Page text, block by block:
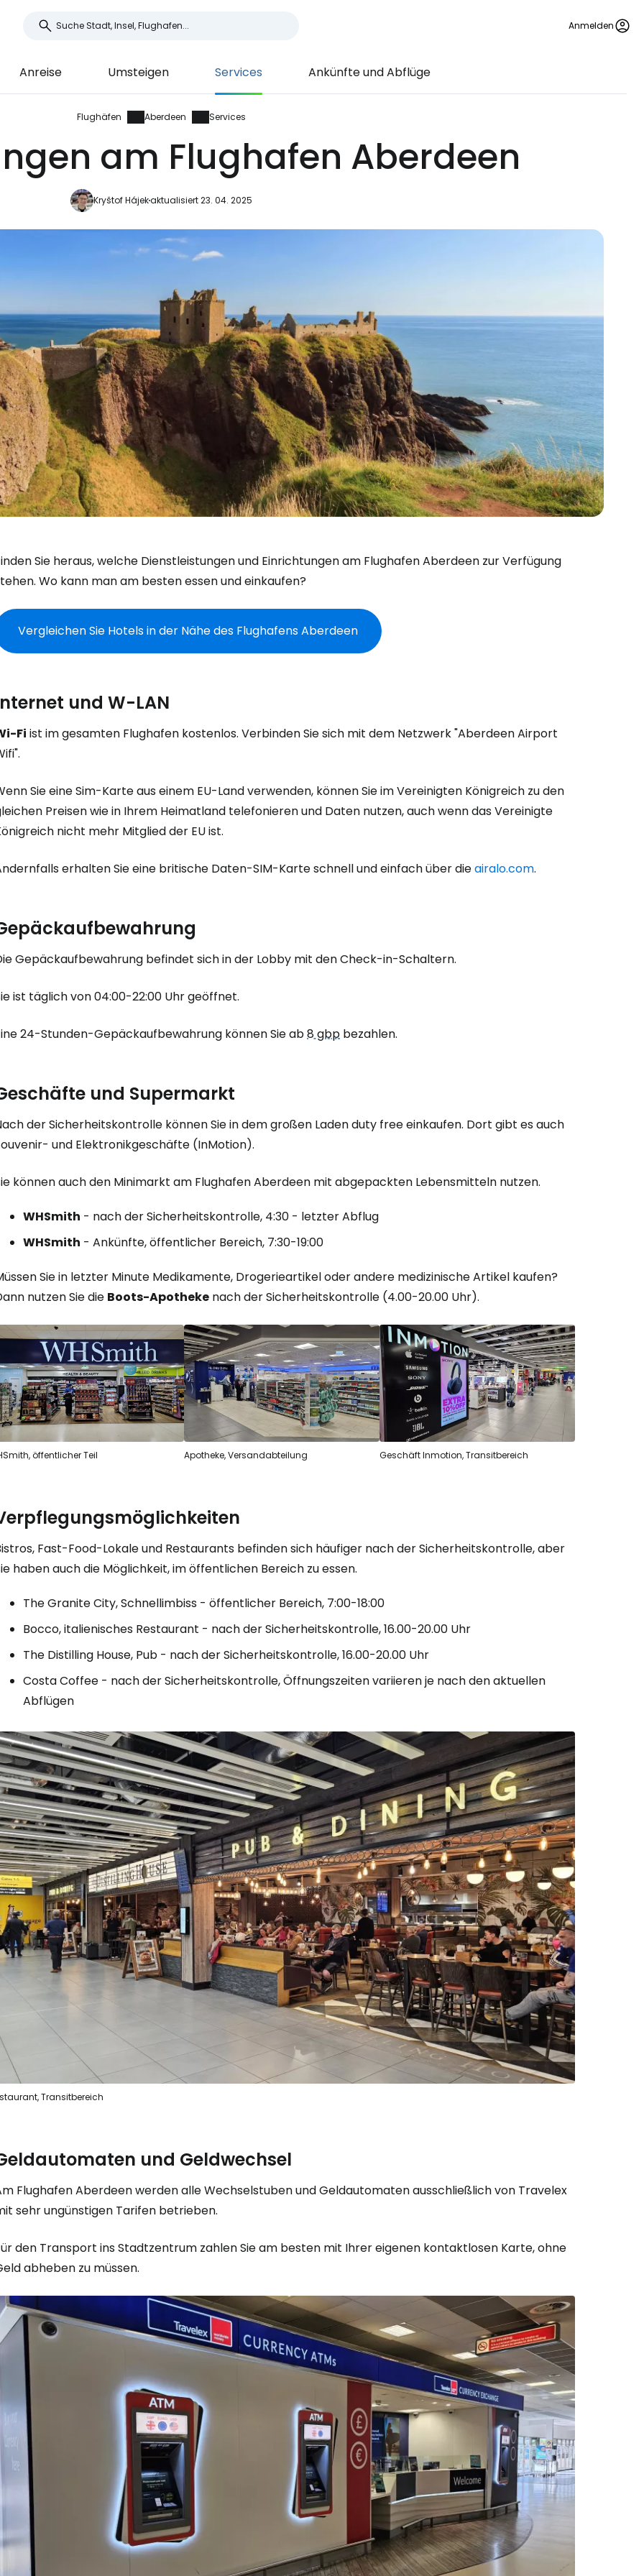
Anmelden
Anreise Umsteigen Services Ankünfte und Abflüge
Flughäfen Aberdeen Services
am Flughafen Aberdeen
Kryštof Hájekaktualisiert 23. 04. 2025
Sie heraus, welche Dienstleistungen und Einrichtungen am Flughafen Aberdeen zur Verfügung
Wo kann man am besten essen und einkaufen?
Vergleichen Sie Hotels in der Nähe des Flughafens Aberdeen
und W-LAN
Fi ist im gesamten Flughafen kostenlos. Verbinden Sie sich mit dem Netzwerk "Aberdeen Airport
Sie eine Sim-Karte aus einem EU-Land verwenden, können Sie im Vereinigten Königreich zu den
Preisen wie in Ihrem Heimatland telefonieren und Daten nutzen, auch wenn das Vereinigte
nicht mehr Mitglied der EU ist.
erhalten Sie eine britische Daten-SIM-Karte schnell und einfach über dieairalo.com.
Gepäckaufbewahrung befindet sich in der Lobby mit den Check-in-Schaltern.
ist täglich von 04:00-22:00 Uhr geöffnet.
24-Stunden-Gepäckaufbewahrung können Sie ab8 gbp bezahlen.
und Supermarkt
der Sicherheitskontrolle können Sie in dem großen Ladenduty freeeinkaufen. Dort gibt es auch
und Elektronikgeschäfte (InMotion).
können auch den Minimarkt am Flughafen Aberdeen mit abgepackten Lebensmitteln nutzen.
WHSmith - nach der Sicherheitskontrolle, 4:30 - letzter Abflug
WHSmith - Ankünfte, öffentlicher Bereich, 7:30-19:00
Sie in letzter Minute Medikamente, Drogerieartikel oder andere medizinische Artikel kaufen?
nutzen Sie die Boots-Apotheke nach der Sicherheitskontrolle (4.00-20.00 Uhr).
öffentlicher Teil Apotheke, Versandabteilung Geschäft Inmotion, Transitbereich
Fast-Food-Lokale und Restaurants befinden sich häufiger nach der Sicherheitskontrolle, aber
haben auch die Möglichkeit, im öffentlichen Bereich zu essen.
The Granite City, Schnellimbiss - öffentlicher Bereich, 7:00-18:00
Bocco, italienisches Restaurant - nach der Sicherheitskontrolle, 16.00-20.00 Uhr
The Distilling House, Pub - nach der Sicherheitskontrolle, 16.00-20.00 Uhr
Costa Coffee - nach der Sicherheitskontrolle, Öffnungszeiten variieren je nach den aktuellen
Abflügen
Transitbereich
und Geldwechsel
Flughafen Aberdeen werden alle Wechselstuben und Geldautomaten ausschließlich von Travelex
sehr ungünstigen Tarifen betrieben.
den Transport ins Stadtzentrum zahlen Sie am besten mit Ihrer eigenen kontaktlosen Karte, ohne
abheben zu müssen.
Anmeldung bei Cestee
... die weltweite Reise-Community
Weiter mit Google
Weiter mit E-Mail